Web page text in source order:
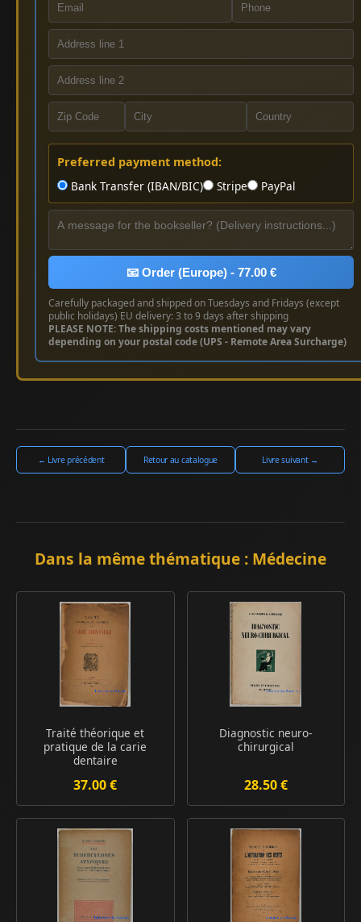
Preferred payment method:
Bank Transfer (IBAN/BIC)
Stripe PayPal
📧 Order (Europe) - 77.00 €
Carefully packaged and shipped on Tuesdays and Fridays (except
public holidays) EU delivery: 3 to 9 days after shipping
PLEASE NOTE: The shipping costs mentioned may vary
depending on your postal code (UPS - Remote Area Surcharge)
← Livre précédent Retour au catalogue Livre suivant →
Dans la même thématique : Médecine
Traité théorique et
pratique de la carie
dentaire
37.00 €
Diagnostic neuro-
chirurgical
28.50 €